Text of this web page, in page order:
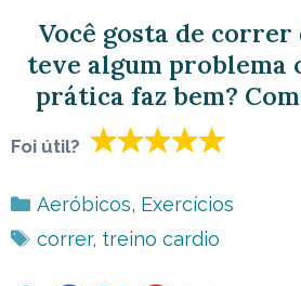
Você gosta de correr
teve algum problema
prática faz bem?
Foi útil?
Categorias
Aeróbicos, Exercícios
Tags
correr, treino cardio